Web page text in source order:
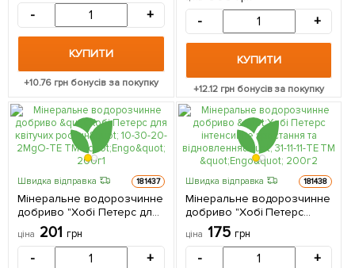
- +
КУПИТИ
+10.76грн бонусів за покупку
- +
КУПИТИ
+12.12грн бонусів за покупку
Швидка відправка 181437
Мінеральне водорозчинне
добриво "Хобі Петерс для
квітучих рослин" 10-30-20-
2MgO-TE ТМ "Engo" 200г
ціна 201 грн
- +
Швидка відправка 181438
Мінеральне водорозчинне
добриво "Хобі Петерс
інтенсивне зростання та
відновлення" 31-11-11-TE ТМ
ціна 175 грн
- +